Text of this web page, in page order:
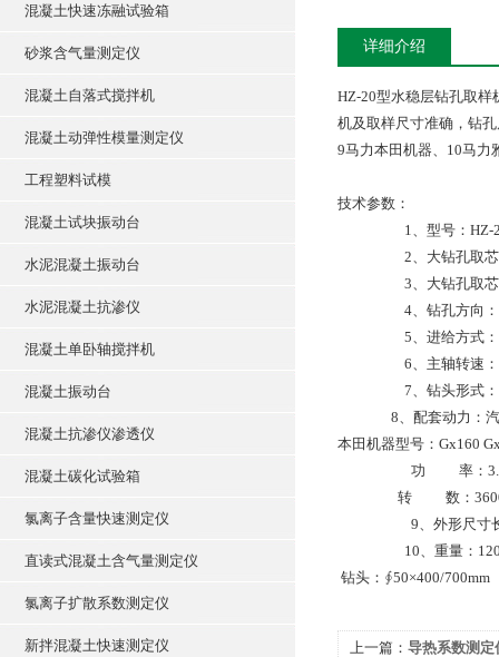
混凝土快速冻融试验箱
砂浆含气量测定仪
混凝土自落式搅拌机
混凝土动弹性模量测定仪
工程塑料试模
混凝土试块振动台
水泥混凝土振动台
水泥混凝土抗渗仪
混凝土单卧轴搅拌机
混凝土振动台
混凝土抗渗仪渗透仪
混凝土碳化试验箱
氯离子含量快速测定仪
直读式混凝土含气量测定仪
氯离子扩散系数测定仪
新拌混凝土快速测定仪
详细介绍
HZ-20型水稳层钻孔取
机及取样尺寸准确，钻
9马力本田机器、10马力
技术
1、型号：HZ-
2、大钻孔取芯直
3、大钻孔取芯深度
4、钻孔方向：
5、进给方式：手
6、主轴转速：
7、钻头形式：人
8、配套动力：汽油
本田机器型号：Gx160
功 率：
转 数：
9、外形尺寸长×宽
10、重量：
钻头：∮50×400/700mm
上一篇： 导热系数测定